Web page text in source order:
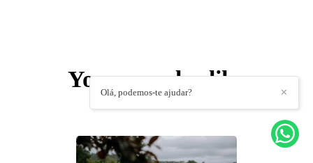
You may also like
✕
Olá, podemos-te ajudar?